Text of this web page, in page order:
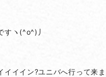
すヽ(^o^)丿
イイイン?ユニバへ行って来